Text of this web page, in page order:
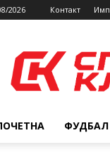
2026 Контакт
ФУДБАЛ